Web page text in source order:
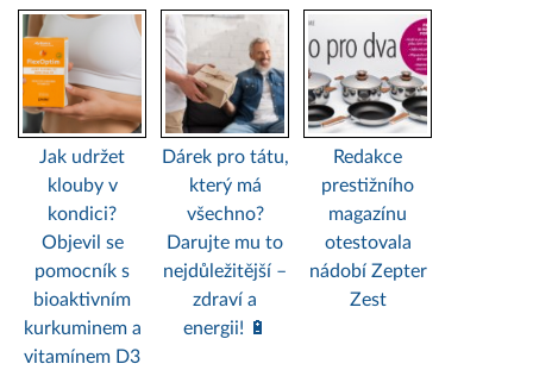
Jak udržet
klouby v
kondici?
Objevil se
pomocník s
bioaktivním
kurkuminem a
vitamínem D3
Dárek pro tátu,
který má
všechno?
Darujte mu to
nejdůležitější –
zdraví a
energii! 🔋
Redakce
prestižního
magazínu
otestovala
nádobí Zepter
Zest